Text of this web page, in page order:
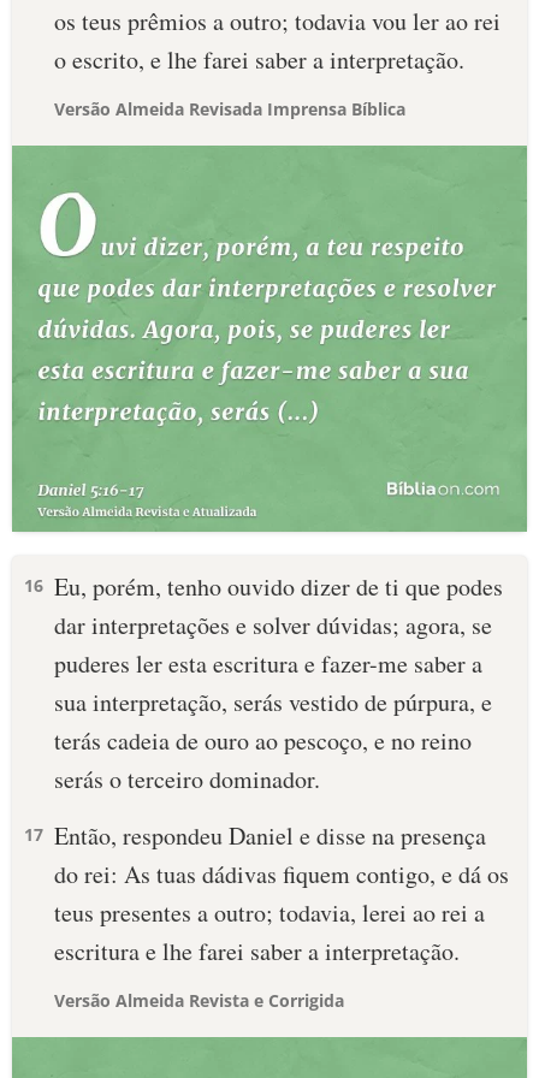
os teus prêmios a outro; todavia vou ler ao rei
o escrito, e lhe farei saber a interpretação.
Versão Almeida Revisada Imprensa Bíblica
16 Eu, porém, tenho ouvido dizer de ti que podes
dar interpretações e solver dúvidas; agora, se
puderes ler esta escritura e fazer-me saber a
sua interpretação, serás vestido de púrpura, e
terás cadeia de ouro ao pescoço, e no reino
serás o terceiro dominador.
17 Então, respondeu Daniel e disse na presença
do rei: As tuas dádivas fiquem contigo, e dá os
teus presentes a outro; todavia, lerei ao rei a
escritura e lhe farei saber a interpretação.
Versão Almeida Revista e Corrigida